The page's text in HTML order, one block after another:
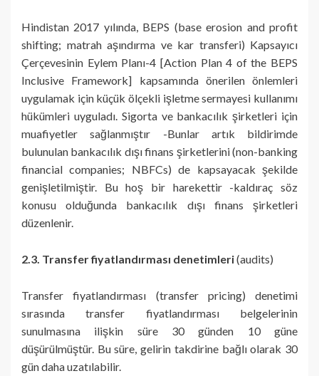
Hindistan 2017 yılında, BEPS (base erosion and profit
shifting; matrah aşındırma ve kar transferi) Kapsayıcı
Çerçevesinin Eylem Planı-4 [Action Plan 4 of the BEPS
Inclusive Framework] kapsamında önerilen önlemleri
uygulamak için küçük ölçekli işletme sermayesi kullanımı
hükümleri uyguladı. Sigorta ve bankacılık şirketleri için
muafiyetler sağlanmıştır -Bunlar artık bildirimde
bulunulan bankacılık dışı finans şirketlerini (non-banking
financial companies; NBFCs) de kapsayacak şekilde
genişletilmiştir. Bu hoş bir harekettir -kaldıraç söz
konusu olduğunda bankacılık dışı finans şirketleri
düzenlenir.
2.3. Transfer fiyatlandırması denetimleri(audits)
Transfer fiyatlandırması (transfer pricing) denetimi
sırasında transfer fiyatlandırması belgelerinin
sunulmasına ilişkin süre 30 günden 10 güne
düşürülmüştür. Bu süre, gelirin takdirine bağlı olarak 30
gün daha uzatılabilir.